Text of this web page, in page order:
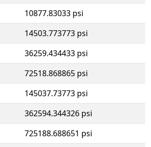
10877.83033 psi
14503.773773 psi
36259.434433 psi
72518.868865 psi
145037.73773 psi
362594.344326 psi
725188.688651 psi